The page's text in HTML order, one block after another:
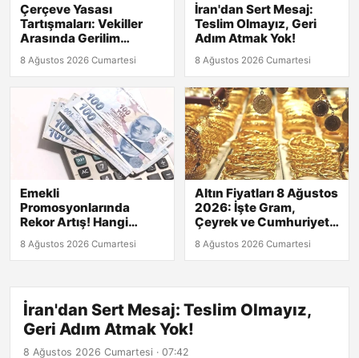
Çerçeve Yasası
Tartışmaları: Vekiller
Arasında Gerilim
Tırmanıyor!
8 Ağustos 2026 Cumartesi
İran'dan Sert Mesaj:
Teslim Olmayız, Geri
Adım Atmak Yok!
8 Ağustos 2026 Cumartesi
Emekli
Promosyonlarında
Rekor Artış! Hangi
8 Ağustos 2026 Cumartesi
Altın Fiyatları 8 Ağustos
2026: İşte Gram,
Çeyrek ve Cumhuriyet
8 Ağustos 2026 Cumartesi
İran'dan Sert Mesaj: Teslim Olmayız,
Geri Adım Atmak Yok!
8 Ağustos 2026 Cumartesi · 07:42